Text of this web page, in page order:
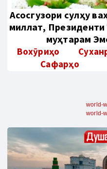
Aсосгузори сулҳу
миллат,
муҳтарам
Вохӯриҳо
Сафарҳо
world-
world-